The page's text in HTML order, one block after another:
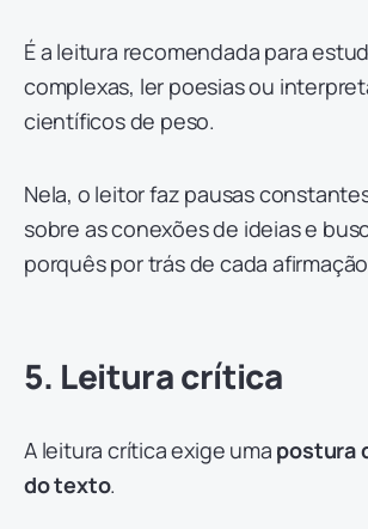
É a leitura recomendada para
complexas, ler poesias ou
científicos de peso.
Nela, o leitor faz pausas
sobre as conexões de ideias e
porquês por trás de cada
5. Leitura crítica
A leitura crítica exige uma postura
do texto.